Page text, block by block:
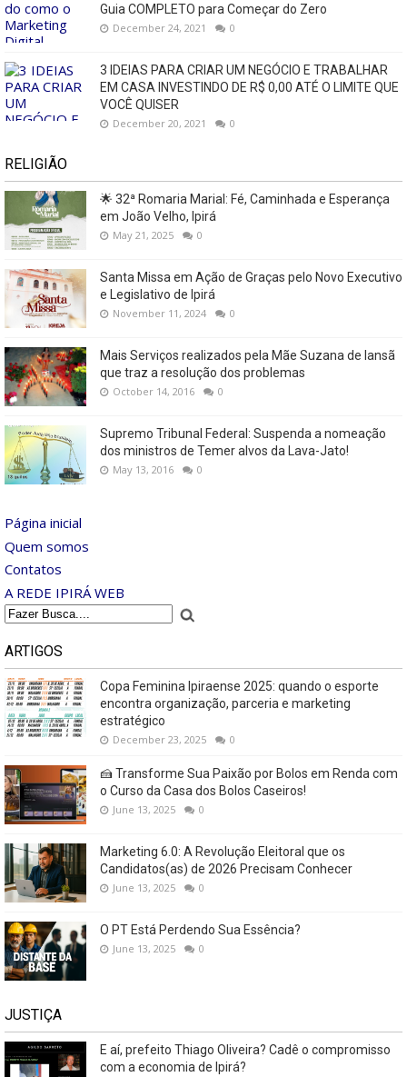
Guia COMPLETO para Começar do Zero
December 24, 2021 0
3 IDEIAS PARA CRIAR UM NEGÓCIO E TRABALHAR
EM CASA INVESTINDO DE R$ 0,00 ATÉ O LIMITE QUE
VOCÊ QUISER
December 20, 2021 0
RELIGIÃO
🌟 32ª Romaria Marial: Fé, Caminhada e Esperança
em João Velho, Ipirá
May 21, 2025 0
Santa Missa em Ação de Graças pelo Novo Executivo
e Legislativo de Ipirá
November 11, 2024 0
Mais Serviços realizados pela Mãe Suzana de Iansã
que traz a resolução dos problemas
October 14, 2016 0
Supremo Tribunal Federal: Suspenda a nomeação
dos ministros de Temer alvos da Lava-Jato!
May 13, 2016 0
Página inicial
Quem somos
Contatos
A REDE IPIRÁ WEB
ARTIGOS
Copa Feminina Ipiraense 2025: quando o esporte
encontra organização, parceria e marketing
estratégico
December 23, 2025 0
🍰 Transforme Sua Paixão por Bolos em Renda com
o Curso da Casa dos Bolos Caseiros!
June 13, 2025 0
Marketing 6.0: A Revolução Eleitoral que os
Candidatos(as) de 2026 Precisam Conhecer
June 13, 2025 0
O PT Está Perdendo Sua Essência?
June 13, 2025 0
JUSTIÇA
E aí, prefeito Thiago Oliveira? Cadê o compromisso
com a economia de Ipirá?